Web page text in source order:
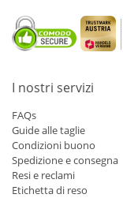
I nostri servizi
FAQs
Guide alle taglie
Condizioni buono
Spedizione e consegna
Resi e reclami
Etichetta di reso